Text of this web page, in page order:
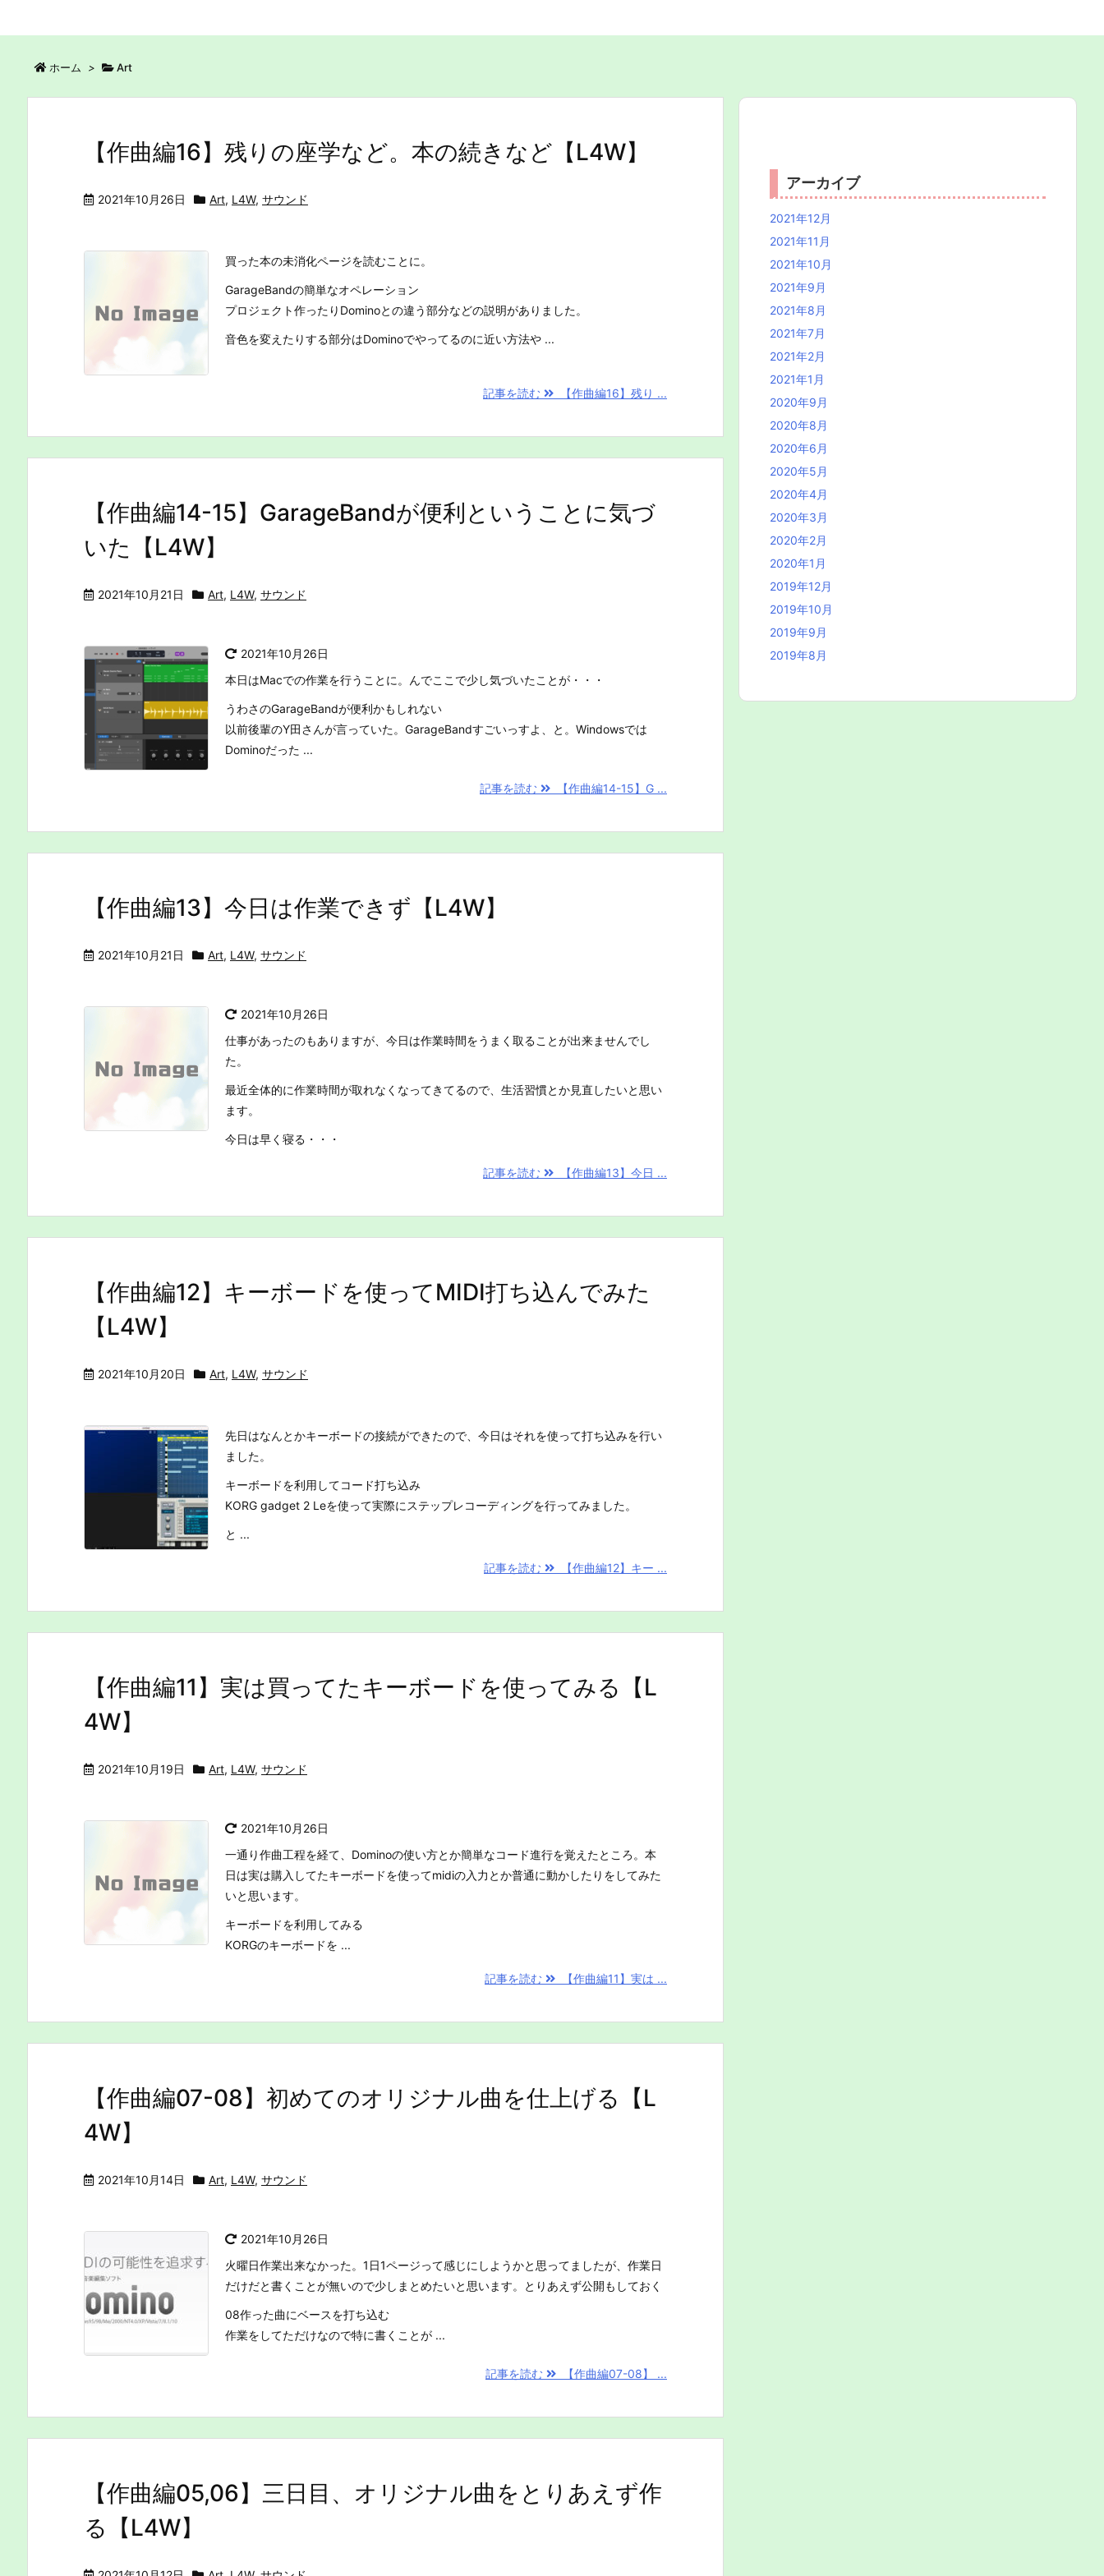
ホーム > Art
【作曲編16】残りの座学など。本の続きなど【L4W】
2021年10月26日 Art, L4W, サウンド
買った本の未消化ページを読むことに。
GarageBandの簡単なオペレーション
プロジェクト作ったりDominoとの違う部分などの説明がありました。
音色を変えたりする部分はDominoでやってるのに近い方法や ...
記事を読む 【作曲編16】残り ...
【作曲編14-15】GarageBandが便利ということに気づ
いた【L4W】
2021年10月21日 Art, L4W, サウンド
2021年10月26日
本日はMacでの作業を行うことに。んでここで少し気づいたことが・・・
うわさのGarageBandが便利かもしれない
以前後輩のY田さんが言っていた。GarageBandすごいっすよ、と。Windowsでは
Dominoだった ...
記事を読む 【作曲編14-15】G ...
【作曲編13】今日は作業できず【L4W】
2021年10月21日 Art, L4W, サウンド
2021年10月26日
仕事があったのもありますが、今日は作業時間をうまく取ることが出来ませんでし
た。
最近全体的に作業時間が取れなくなってきてるので、生活習慣とか見直したいと思い
ます。
今日は早く寝る・・・
記事を読む 【作曲編13】今日 ...
【作曲編12】キーボードを使ってMIDI打ち込んでみた
【L4W】
2021年10月20日 Art, L4W, サウンド
先日はなんとかキーボードの接続ができたので、今日はそれを使って打ち込みを行い
ました。
キーボードを利用してコード打ち込み
KORG gadget 2 Leを使って実際にステップレコーディングを行ってみました。
と ...
記事を読む 【作曲編12】キー ...
【作曲編11】実は買ってたキーボードを使ってみる【L
4W】
2021年10月19日 Art, L4W, サウンド
2021年10月26日
一通り作曲工程を経て、Dominoの使い方とか簡単なコード進行を覚えたところ。本
日は実は購入してたキーボードを使ってmidiの入力とか普通に動かしたりをしてみた
いと思います。
キーボードを利用してみる
KORGのキーボードを ...
記事を読む 【作曲編11】実は ...
【作曲編07-08】初めてのオリジナル曲を仕上げる【L
4W】
2021年10月14日 Art, L4W, サウンド
2021年10月26日
火曜日作業出来なかった。1日1ページって感じにしようかと思ってましたが、作業日
だけだと書くことが無いので少しまとめたいと思います。とりあえず公開もしておく
08作った曲にベースを打ち込む
作業をしてただけなので特に書くことが ...
記事を読む 【作曲編07-08】 ...
【作曲編05,06】三日目、オリジナル曲をとりあえず作
る【L4W】
アーカイブ
2021年12月
2021年11月
2021年10月
2021年9月
2021年8月
2021年7月
2021年2月
2021年1月
2020年9月
2020年8月
2020年6月
2020年5月
2020年4月
2020年3月
2020年2月
2020年1月
2019年12月
2019年10月
2019年9月
2019年8月